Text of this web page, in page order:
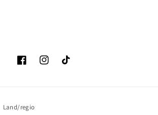
FacebookInstagramTikTok
Land/regio